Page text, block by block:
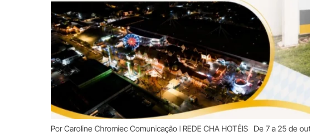
Por Caroline Chromiec Comunicação I REDE CHA HOTÉIS De 7 a 25 de